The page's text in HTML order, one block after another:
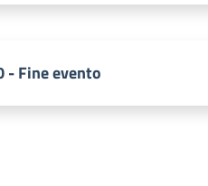
- Fine evento